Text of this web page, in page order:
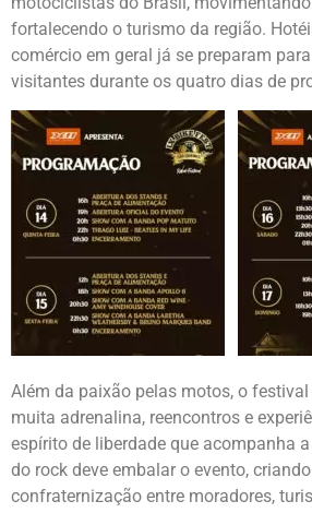
fortalecendo o turismo da região.
comércio em geral já se preparam
visitantes durante os quatro dias de
Além da paixão pelas motos, o
muita adrenalina, reencontros e
espírito de liberdade que acompanha
do rock deve embalar o evento,
confraternização entre moradores,